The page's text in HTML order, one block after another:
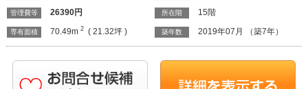
管理費等 26390円
専有面積 70.49m2 ( 21.32坪 )
所在階 15階
築年数 2019年07月 （築7年）